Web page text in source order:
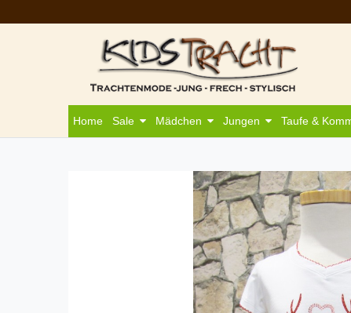
Home Sale Mädchen Jungen Taufe &